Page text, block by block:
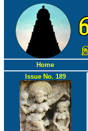
Home
Issue No. 189